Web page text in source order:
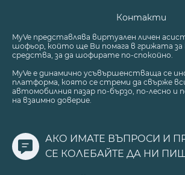
Контакти
MyVe представлява виртуален личен
шофьор, който ще Ви помага в грижата
средства, за да шофирате по-спокойно.
MyVe е динамично усъвършенстваща се
платформа, която се стреми да свърже
автомобилния пазар по-бързо, по-лесно и
на взаимно доверие.
АКО ИМАТЕ ВЪПРОСИ И
СЕ КОЛЕБАЙТЕ ДА НИ